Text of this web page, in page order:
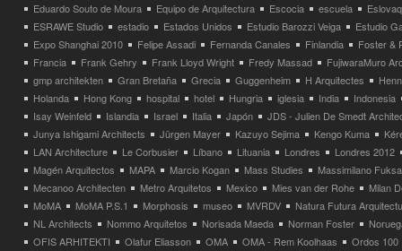
Eduardo Souto de Moura
Equipo de Arquitectura Escocia escuela
ESRAWE Studio
estadio Estados Unidos Estudio Barozzi Veiga
Estudio
Expo Shanghai 2010
Felipe Assadi Fernanda Canales Finlandia
Foster &
Francia
Frank Gehry Frank Lloyd Wright Fredy Massad
FujiwaraMuro
gmp architekten
Gran Bretaña Grecia Guggenheim H Arquitectes
Holanda
Hong Kong hospital hotel Hungria iglesia India
Indonesia
Isay Weinfeld
Islandia Israel Italia Japón
JDS - Julien De Smedt
Junya Ishigami Architects
Jürgen Mayer Kazuyo Sejima Kengo Kuma
LAN Architecture
Le Corbusier Líbano Lituania Londres
Londres 2012
Magén Arquitectos
MAPA Marcio Kogan Mass Studies
Massimilano
Mecanoo Architecten
Metro Arquitetos Mexico Mies van der Rohe
Milan
MoMA
MoMA P.S.1 Morphosis museo MVRDV
Natura Futura
NL Architects
Nommo Arquitetos Norisada Maeda Norman Foster
OFIS ARHITEKTI
Olafur Eliasson OMA OMA - Rem Koolhaas
Ordos 100